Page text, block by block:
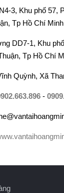
3, Khu phố 57,
Tp Hồ Chí Minh
DD7-1, Khu
Tp Hồ Chí
Quỳnh, Xã
-